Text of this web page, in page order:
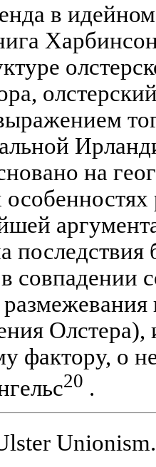
в
на
последствия
совпадении
Олстера),
фактору, о
20 .